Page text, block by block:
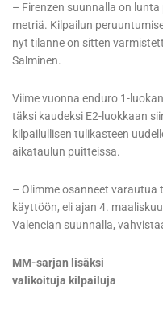
– Firenzen suunnalla on
metriä. Kilpailun
nyt tilanne on sitten
Salminen.
Viime vuonna enduro 1-
täksi kaudeksi E2-luokkaan
kilpailullisen tulikasteen
aikataulun puitteissa.
– Olimme osanneet
käyttöön, eli ajan 4.
Valencian suunnalla,
MM-sarjan lisäksi
valikoituja kilpailuja